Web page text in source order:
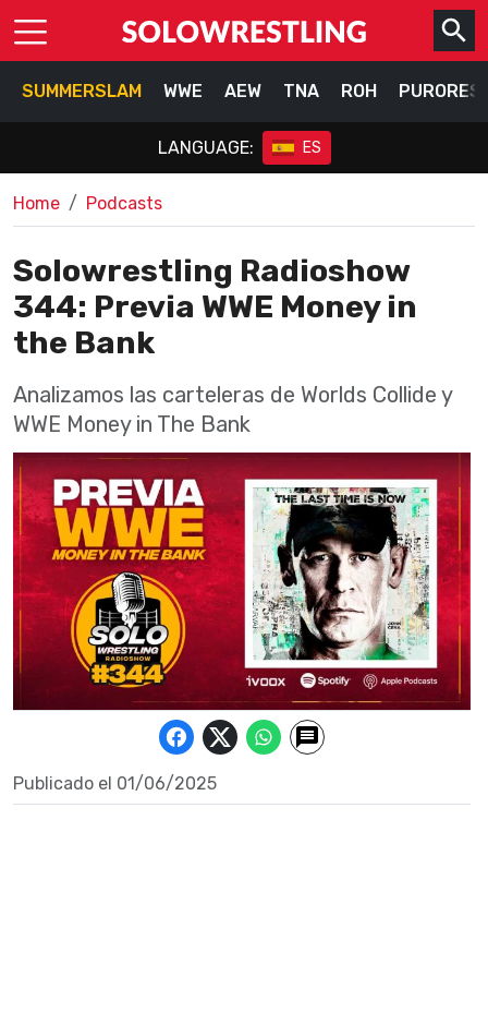
SUMMERSLAM WWE AEW TNA ROH
LANGUAGE: ES
Home Podcasts
Solowrestling Radioshow
344: Previa WWE Money in
the Bank
Analizamos las carteleras de Worlds Collide y
WWE Money in The Bank
Publicado el 01/06/2025